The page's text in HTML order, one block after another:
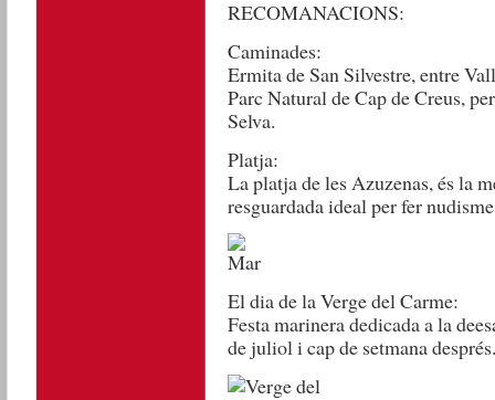
RECOMANACIONS:
Caminades:
Ermita de San Silvestre, entre
Parc Natural de Cap de Creus,
Selva.
Platja:
La platja de les Azuzenas, és la
resguardada ideal per fer
El dia de la Verge del Carme:
Festa marinera dedicada a la
de juliol i cap de setmana després.